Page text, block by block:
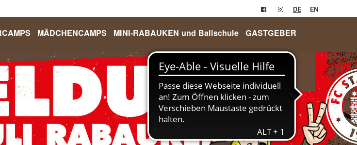
DE EN
MÄDCHENCAMPS MINI-RABAUKEN und Ballschule GASTGEBER
Login
Anmelden